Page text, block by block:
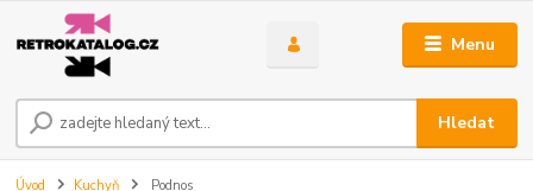
Menu
Hledat
Úvod Kuchyň Podnos